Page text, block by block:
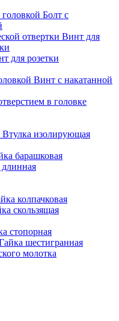
Болт с
Винт для
для розетки
Винт с накатанной
в головке
Втулка изолирующая
барашковая
колпачковая
скользящая
стопорная
шестигранная
молотка